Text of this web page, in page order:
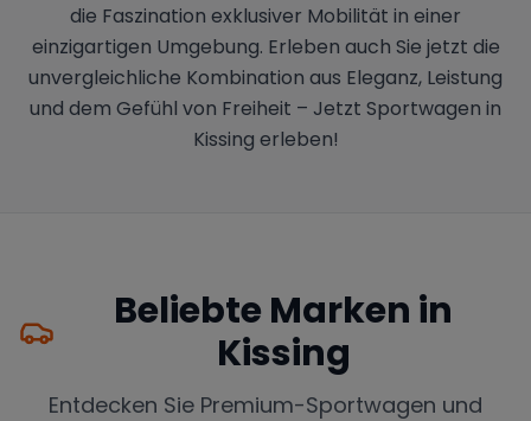
die Faszination exklusiver Mobilität in einer
einzigartigen Umgebung. Erleben auch Sie jetzt die
unvergleichliche Kombination aus Eleganz, Leistung
und dem Gefühl von Freiheit – Jetzt Sportwagen in
Kissing erleben!
Beliebte Marken in
Kissing
Entdecken Sie Premium-Sportwagen und